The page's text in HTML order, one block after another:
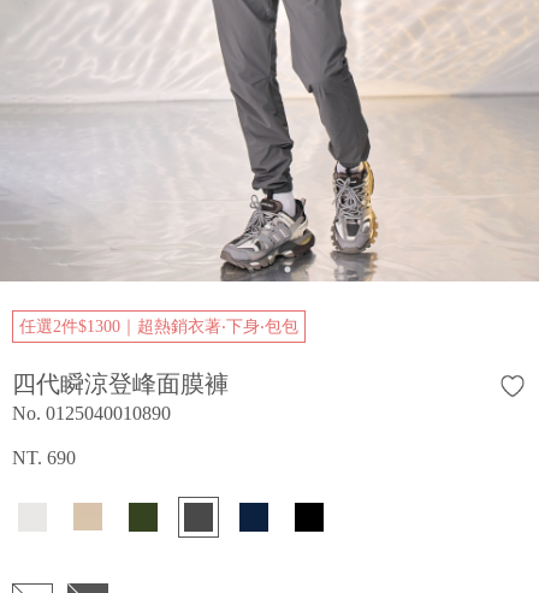
任選2件$1300｜超熱銷衣著‧下身‧包包
四代瞬涼登峰面膜褲
No. 0125040010890
NT. 690